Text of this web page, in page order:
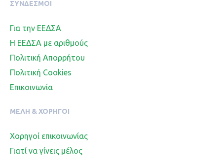
ΣΥΝΔΕΣΜΟΙ
Για την ΕΕΔΣΑ
Η ΕΕΔΣΑ με αριθμούς
Πολιτική Απορρήτου
Πολιτική Cookies
Επικοινωνία
ΜΈΛΗ & ΧΟΡΗΓΟΊ
Χορηγοί επικοινωνίας
Γιατί να γίνεις μέλος